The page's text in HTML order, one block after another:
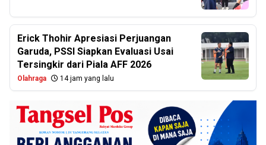
Erick Thohir Apresiasi Perjuangan
Garuda, PSSI Siapkan Evaluasi Usai
Tersingkir dari Piala AFF 2026
Olahraga 14 jam yang lalu